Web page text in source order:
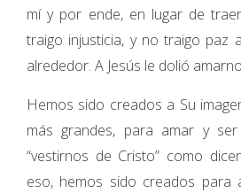
mí y por ende, en lugar de
traigo injusticia, y no traigo paz
alrededor. A Jesús le dolió
Hemos sido creados a Su
más grandes, para amar y
“vestirnos de Cristo” como
eso, hemos sido creados para